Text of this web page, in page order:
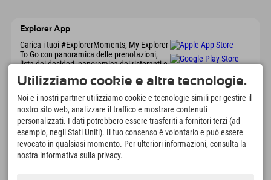
Explorer App
Carica i tuoi #ExplorerMoments, My Explorer
To Go con panoramica delle prenotazioni,
lista dei desideri, panoramica dei ristoranti e
molto altro. Scaricalo subito!
È tempo di momenti da esploratore
166
Laghi di montagna e piscine
avventura
4.634km
Piste per lo sci e lo
snowboard
8.991km
Utilizziamo cookie e altre tecnologie.
Noi e i nostri partner utilizziamo cookie e tecnologie simili per gestire il
nostro sito web, analizzare il traffico e mostrare contenuti
personalizzati. I dati potrebbero essere trasferiti a fornitori terzi (ad
esempio, negli Stati Uniti). Il tuo consenso è volontario e può essere
revocato in qualsiasi momento. Per ulteriori informazioni, consulta la
nostra informativa sulla privacy.